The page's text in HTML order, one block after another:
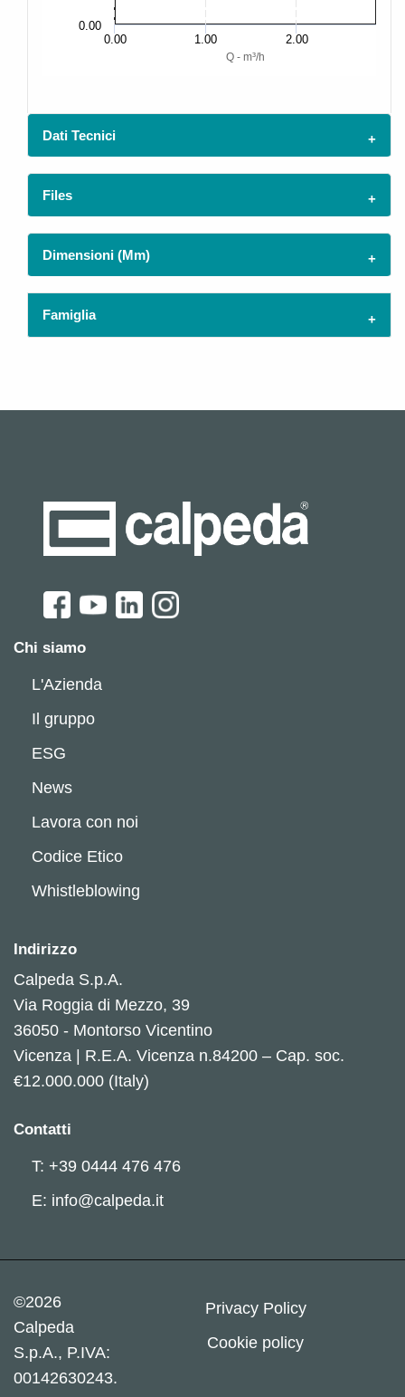
Q - m³/h
0.00 1.00 2.00
0.00
Dati Tecnici
Files
Dimensioni (mm)
Famiglia
Chi siamo
L'Azienda
Il gruppo
ESG
News
Lavora con noi
Codice Etico
Whistleblowing
Indirizzo
Calpeda S.p.A.
Via Roggia di Mezzo, 39
36050 - Montorso Vicentino
Vicenza | R.E.A. Vicenza n.84200 – Cap. soc.
€12.000.000 (Italy)
Contatti
T: +39 0444 476 476
E: info@calpeda.it
©2026
Calpeda
S.p.A., P.IVA:
00142630243.
Privacy Policy
Cookie policy